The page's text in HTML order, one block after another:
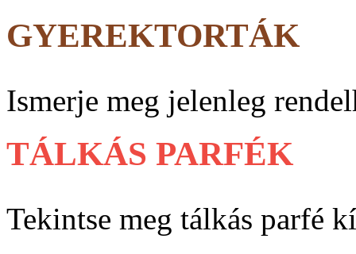
GYEREKTORTÁK
Ismerje meg jelenleg
TÁLKÁS PARFÉK
Tekintse meg tálkás parfé